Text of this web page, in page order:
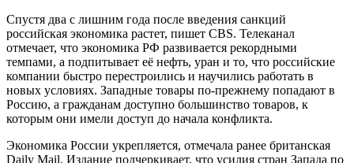
Спустя два с лишним года после введения санкций
российская экономика растет, пишет CBS. Телеканал
отмечает, что экономика РФ развивается рекордными
темпами, а подпитывает её нефть, уран и то, что российские
компании быстро перестроились и научились работать в
новых условиях. Западные товары по-прежнему попадают в
Россию, а гражданам доступно большинство товаров, к
которым они имели доступ до начала конфликта.
Экономика России укрепляется, отмечала ранее британская
Daily Mail. Издание подчеркивает, что усилия стран Запада по